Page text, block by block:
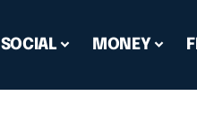
SOCIAL MONEY